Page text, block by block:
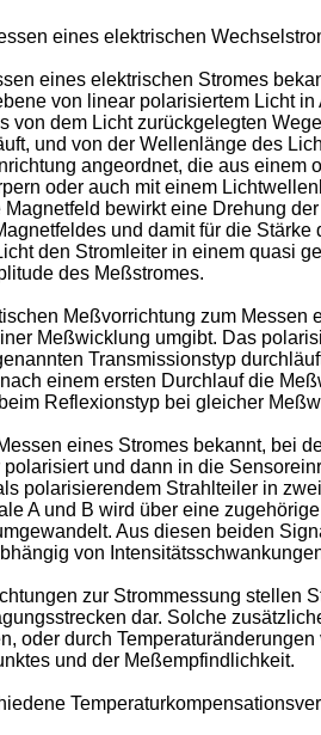
eines elektrischen
eines elektrischen Stromes
von linear polarisiertem Licht
dem Licht zurückgelegten
und von der Wellenlänge des
angeordnet, die aus
oder auch mit einem
bewirkt eine Drehung
und damit für die
den Stromleiter in einem quasi
des Meßstromes.
Meßvorrichtung zum
Meßwicklung umgibt. Das
Transmissionstyp
einem ersten Durchlauf die
Reflexionstyp bei gleicher
eines Stromes bekannt, bei
und dann in die
polarisierendem Strahlteiler in
A und B wird über eine
Aus diesen beiden
von
zur Strommessung stellen
dar. Solche
oder durch
und der Meßempfindlichkeit.